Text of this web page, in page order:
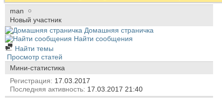
man
Новый участник
Домашняя страничка
Найти сообщения
Найти темы
Просмотр статей
Мини-статистика
Регистрация
17.03.2017
Последняя активность 17.03.2017 21:40